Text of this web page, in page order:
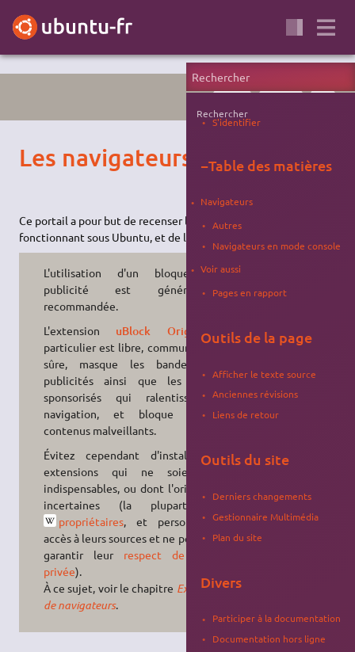
PORTAIL INTERNET WEB
Les navigateurs web
Ce portail a pour but de recenser les navigateurs
fonctionnant sous Ubuntu, et de les présenter brièvement.
L'utilisation d'un bloqueur de
publicité est généralement
recommandée.
L'extension uBlock Origin
en
particulier est libre, communautaire,
sûre, masque les bandeaux de
publicités ainsi que les
popups
sponsorisés qui ralentissent la
navigation, et bloque certains
contenus malveillants.
Évitez cependant d'installer des
extensions qui ne soient pas
indispensables, ou dont l'origine est
incertaines (la plupart sont
propriétaires , et personne n'a
accès à leurs sources et ne peut donc
garantir leur respect de la vie
privée).
À ce sujet, voir le chapitre Extensions
de navigateurs.
Rechercher
S'identifier
−Table des matières
Navigateurs
Autres
Navigateurs en mode console
Voir aussi
Pages en rapport
Outils de la page
Afficher le texte source
Anciennes révisions
Liens de retour
Outils du site
Derniers changements
Gestionnaire Multimédia
Plan du site
Divers
Participer à la documentation
Documentation hors ligne